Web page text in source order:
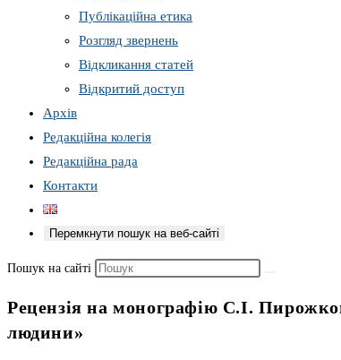
Публікаційна етика
Розгляд звернень
Відкликання статей
Відкритий доступ
Архів
Редакційна колегія
Редакційна рада
Контакти
Перемкнути пошук на веб-сайті
Пошук на сайті
Рецензія на монографію С.І.
людини»